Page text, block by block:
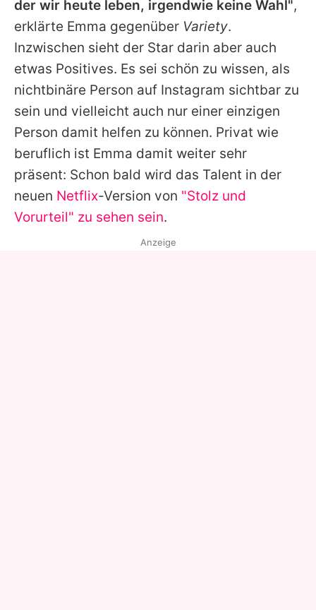
der wir heute leben, irgendwie keine Wahl",
erklärte Emma gegenüber Variety.
Inzwischen sieht der Star darin aber auch
etwas Positives. Es sei schön zu wissen, als
nichtbinäre Person auf Instagram sichtbar zu
sein und vielleicht auch nur einer einzigen
Person damit helfen zu können. Privat wie
beruflich ist Emma damit weiter sehr
präsent: Schon bald wird das Talent in der
neuen Netflix-Version von "Stolz und
Vorurteil" zu sehen sein.
Anzeige